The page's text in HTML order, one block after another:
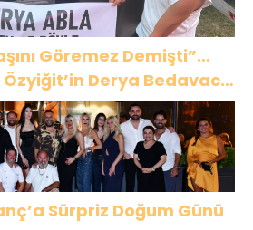
Göremez Demişti”…
Derya Bedavacı
Sürpriz Doğum Günü